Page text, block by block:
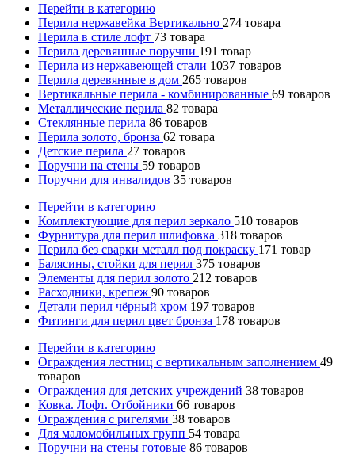
Перейти в категорию
Перила нержавейка Вертикально 274 товара
Перила в стиле лофт 73 товара
Перила деревянные поручни 191 товар
Перила из нержавеющей стали 1037 товаров
Перила деревянные в дом 265 товаров
Вертикальные перила - комбинированные 69 товаров
Металлические перила 82 товара
Стеклянные перила 86 товаров
Перила золото, бронза 62 товара
Детские перила 27 товаров
Поручни на стены 59 товаров
Поручни для инвалидов 35 товаров
Перейти в категорию
Комплектующие для перил зеркало 510 товаров
Фурнитура для перил шлифовка 318 товаров
Перила без сварки металл под покраску 171 товар
Балясины, стойки для перил 375 товаров
Элементы для перил золото 212 товаров
Расходники, крепеж 90 товаров
Детали перил чёрный хром 197 товаров
Фитинги для перил цвет бронза 178 товаров
Перейти в категорию
Ограждения лестниц с вертикальным заполнением 49
товаров
Ограждения для детских учреждений 38 товаров
Ковка. Лофт. Отбойники 66 товаров
Ограждения с ригелями 38 товаров
Для маломобильных групп 54 товара
Поручни на стены готовые 86 товаров